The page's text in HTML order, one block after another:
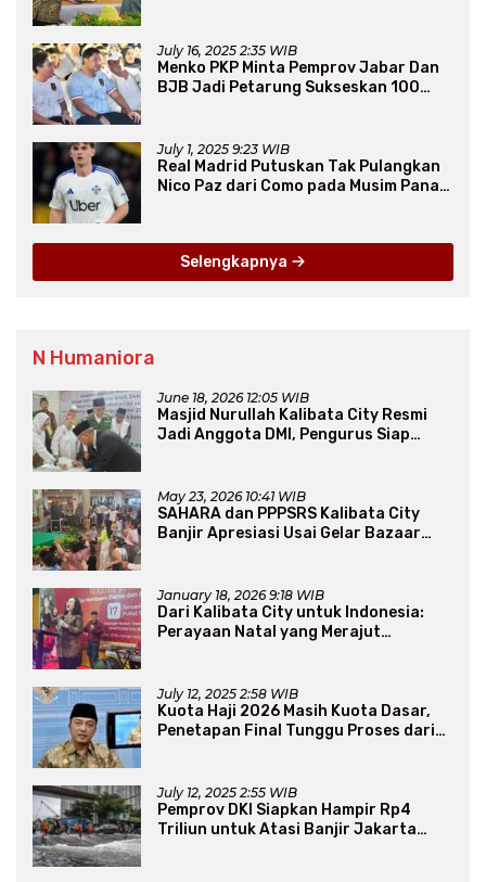
July 16, 2025 2:35 WIB
Menko PKP Minta Pemprov Jabar Dan
BJB Jadi Petarung Sukseskan 100
July 1, 2025 9:23 WIB
Real Madrid Putuskan Tak Pulangkan
Nico Paz dari Como pada Musim Panas
Selengkapnya
N Humaniora
June 18, 2026 12:05 WIB
Masjid Nurullah Kalibata City Resmi
Jadi Anggota DMI, Pengurus Siap
May 23, 2026 10:41 WIB
SAHARA dan PPPSRS Kalibata City
Banjir Apresiasi Usai Gelar Bazaar
January 18, 2026 9:18 WIB
Dari Kalibata City untuk Indonesia:
Perayaan Natal yang Merajut
July 12, 2025 2:58 WIB
Kuota Haji 2026 Masih Kuota Dasar,
Penetapan Final Tunggu Proses dari
July 12, 2025 2:55 WIB
Pemprov DKI Siapkan Hampir Rp4
Triliun untuk Atasi Banjir Jakarta